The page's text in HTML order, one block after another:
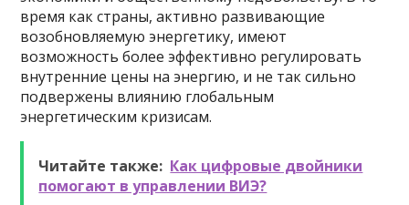
время как страны, активно развивающие
возобновляемую энергетику, имеют
возможность более эффективно регулировать
внутренние цены на энергию, и не так сильно
подвержены влиянию глобальным
энергетическим кризисам.
Читайте также: Как цифровые двойники
помогают в управлении ВИЭ?